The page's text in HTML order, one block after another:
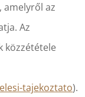
amelyről az
Az
közzététele
tajekoztato).